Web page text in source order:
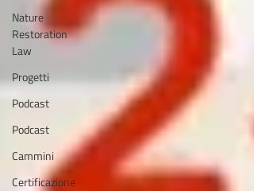
Nature
Restoration
Law
Progetti
Podcast
Podcast
Cammini
Certificazione